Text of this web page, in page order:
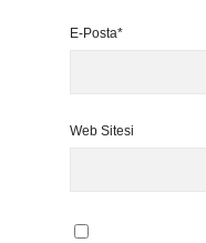
E-Posta*
Web Sitesi